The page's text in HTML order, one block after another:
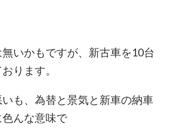
いかもですが、新古車を10台
ります。
も、為替と景気と新車の納車
んな意味で